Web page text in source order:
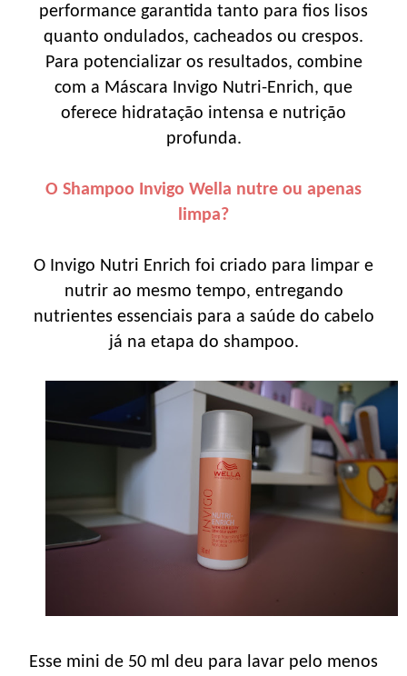
performance garantida tanto para fios lisos
quanto ondulados, cacheados ou crespos.
Para potencializar os resultados, combine
com a Máscara Invigo Nutri-Enrich, que
oferece hidratação intensa e nutrição
profunda.
O Shampoo Invigo Wella nutre ou apenas
limpa?
O Invigo Nutri Enrich foi criado para limpar e
nutrir ao mesmo tempo, entregando
nutrientes essenciais para a saúde do cabelo
já na etapa do shampoo.
Esse mini de 50 ml deu para lavar pelo menos